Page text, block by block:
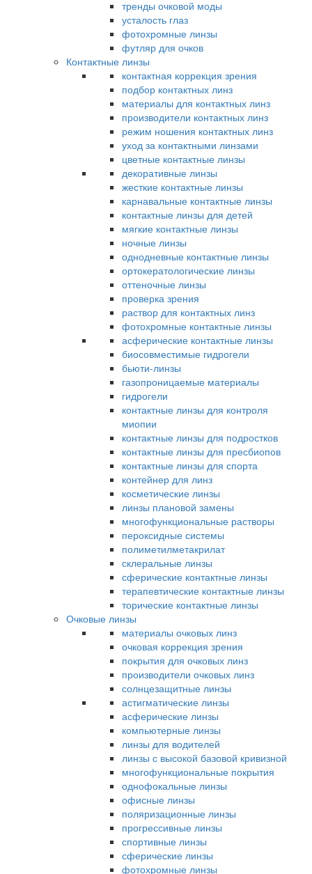
тренды очковой моды
усталость глаз
фотохромные линзы
футляр для очков
Контактные линзы
контактная коррекция зрения
подбор контактных линз
материалы для контактных линз
производители контактных линз
режим ношения контактных линз
уход за контактными линзами
цветные контактные линзы
декоративные линзы
жесткие контактные линзы
карнавальные контактные линзы
контактные линзы для детей
мягкие контактные линзы
ночные линзы
однодневные контактные линзы
ортокератологические линзы
оттеночные линзы
проверка зрения
раствор для контактных линз
фотохромные контактные линзы
асферические контактные линзы
биосовместимые гидрогели
бьюти-линзы
газопроницаемые материалы
гидрогели
контактные линзы для контроля
миопии
контактные линзы для подростков
контактные линзы для пресбиопов
контактные линзы для спорта
контейнер для линз
косметические линзы
линзы плановой замены
многофункциональные растворы
пероксидные системы
полиметилметакрилат
склеральные линзы
сферические контактные линзы
терапевтические контактные линзы
торические контактные линзы
Очковые линзы
материалы очковых линз
очковая коррекция зрения
покрытия для очковых линз
производители очковых линз
солнцезащитные линзы
астигматические линзы
асферические линзы
компьютерные линзы
линзы для водителей
линзы с высокой базовой кривизной
многофункциональные покрытия
однофокальные линзы
офисные линзы
поляризационные линзы
прогрессивные линзы
спортивные линзы
сферические линзы
фотохромные линзы